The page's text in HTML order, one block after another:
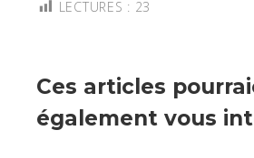
LECTURES : 23
Ces articles
également vous